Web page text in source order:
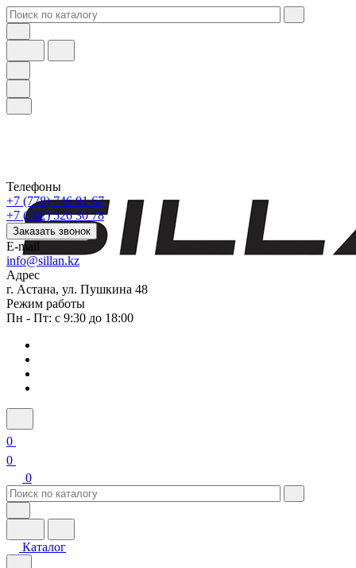
Телефоны
+7 (778) 746 01 67
+7 (702) 526 30 78
Заказать звонок
E-mail
info@sillan.kz
Адрес
г. Астана, ул. Пушкина 48
Режим работы
Пн - Пт: с 9:30 до 18:00
0
0
0
Каталог